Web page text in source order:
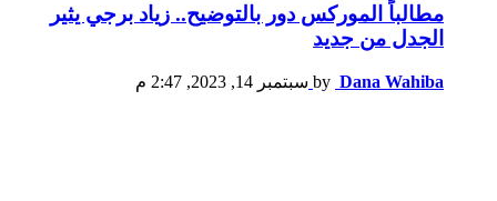
مطالباً الموركس دور بالتوضيح.. زياد برجي يثير
الجدل من جديد
by Dana Wahiba سبتمبر 14, 2023, 2:47 م